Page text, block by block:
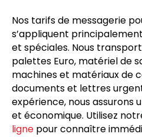
Nos tarifs de messagerie
s’appliquent
et spéciales. Nous
palettes Euro, matériel de
machines et matériaux de
documents et lettres
expérience, nous assurons
et économique. Utilisez
ligne pour connaître